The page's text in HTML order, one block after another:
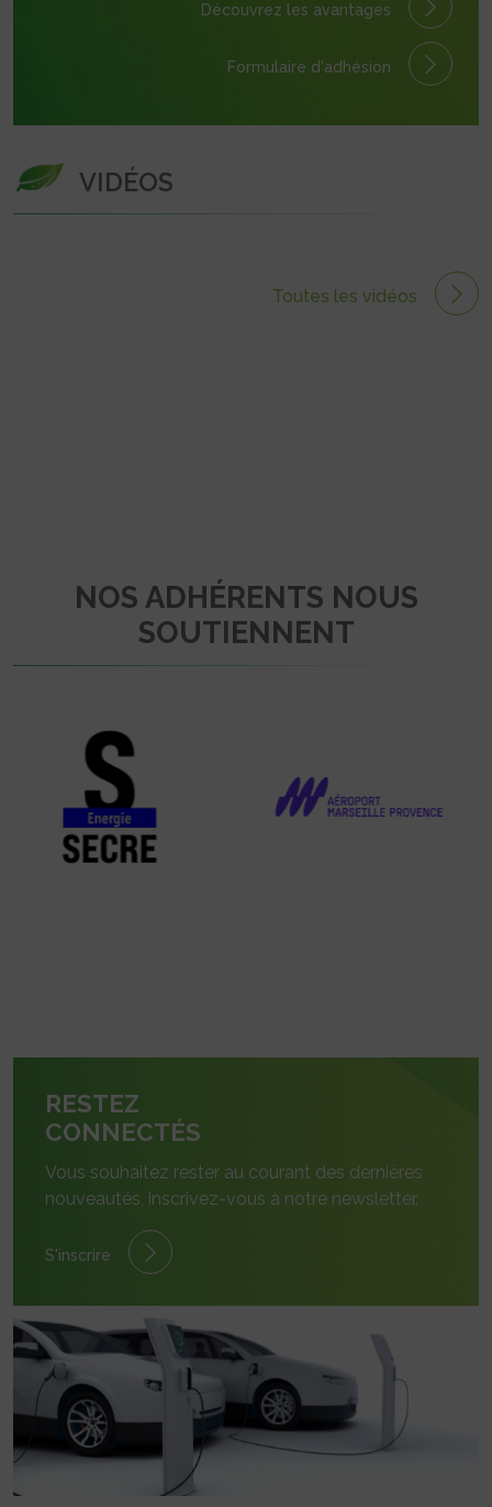
Découvrez les avantages
Formulaire d'adhésion
VIDÉOS
Toutes les vidéos
NOS ADHÉRENTS NOUS
SOUTIENNENT
RESTEZ
CONNECTÉS
Vous souhaitez rester au courant des dernières
nouveautés, inscrivez-vous à notre newsletter.
S'inscrire